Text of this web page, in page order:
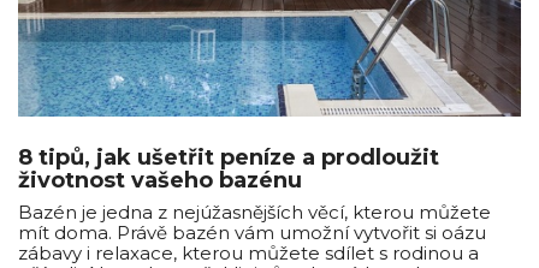
8 tipů, jak ušetřit peníze a prodloužit
životnost vašeho bazénu
Bazén je jedna z nejúžasnějších věcí, kterou můžete
mít doma. Právě bazén vám umožní vytvořit si oázu
zábavy i relaxace, kterou můžete sdílet s rodinou a